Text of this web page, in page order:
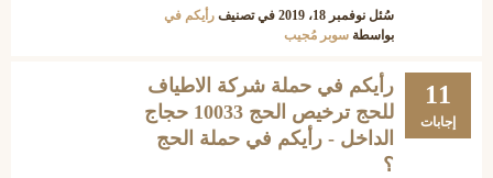
سُئل نوفمبر 18، 2019 في تصنيف رأيكم في
بواسطة سوبر مُجيب
11
إجابات
رأيكم في حملة شركة الاطياف
للحج ترخيص الحج 10033 حجاج
الداخل - رأيكم في حملة الحج
؟